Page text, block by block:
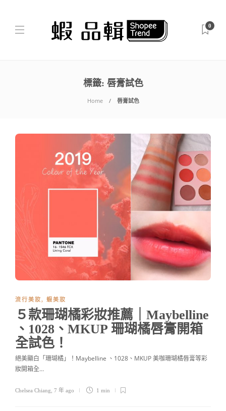
0
標籤: 唇膏試色
Home 唇膏試色
流行美妝, 蝦美妝
５款珊瑚橘彩妝推薦｜Maybelline
、1028、MKUP 珊瑚橘唇膏開箱
全試色！
絕美顯白「珊瑚橘」！Maybelline 、1028、MKUP 美咖珊瑚橘唇膏等彩
妝開箱全…
Chelsea Chiang 7 年 ago 1 min